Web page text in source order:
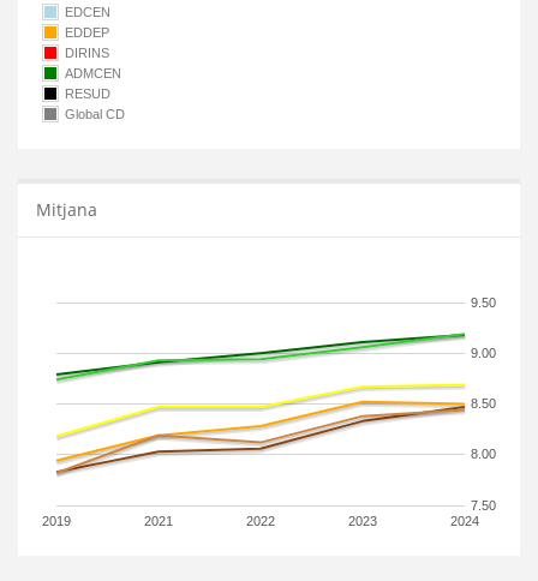
EDCEN
EDDEP
DIRINS
ADMCEN
RESUD
Global CD
Mitjana
2019 2021 2022 2023 2024
7.50
8.00
8.50
9.00
9.50